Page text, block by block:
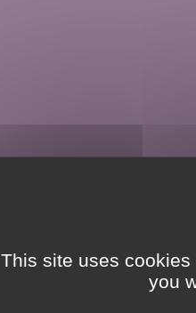
This site uses
you